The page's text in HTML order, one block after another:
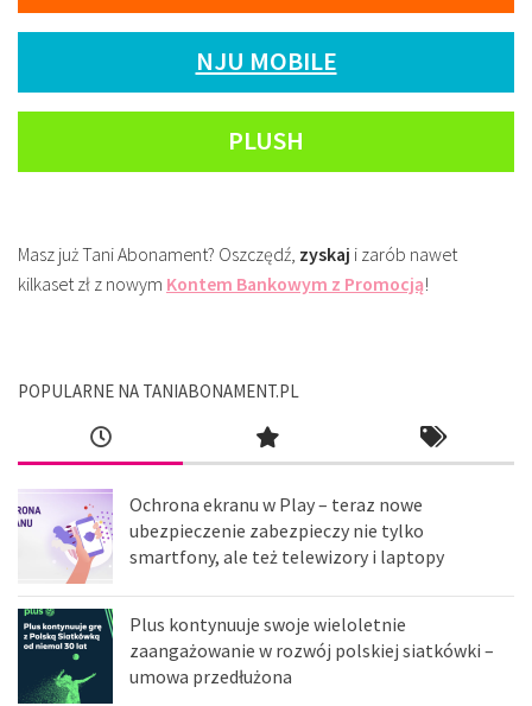
NJU MOBILE
PLUSH
Masz już Tani Abonament? Oszczędź, zyskaj i zarób nawet
kilkaset zł z nowym Kontem Bankowym z Promocją!
POPULARNE NA TANIABONAMENT.PL
Ochrona ekranu w Play – teraz nowe
ubezpieczenie zabezpieczy nie tylko
smartfony, ale też telewizory i laptopy
Plus kontynuuje swoje wieloletnie
zaangażowanie w rozwój polskiej siatkówki –
umowa przedłużona